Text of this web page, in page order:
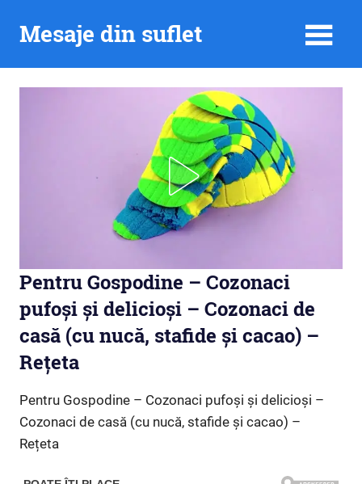
Mesaje din suflet
Pentru Gospodine – Cozonaci
pufoși și delicioși – Cozonaci de
casă (cu nucă, stafide și cacao) –
Rețeta
Pentru Gospodine – Cozonaci pufoși și delicioși –
Cozonaci de casă (cu nucă, stafide și cacao) –
Rețeta